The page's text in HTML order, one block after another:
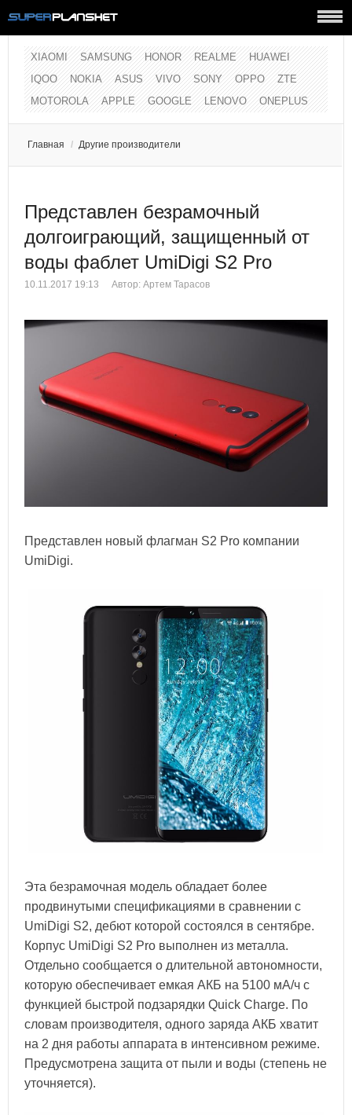
XIAOMI SAMSUNG HONOR REALME
HUAWEI
IQOO
NOKIA ASUS VIVO SONY OPPO
ZTE
MOTOROLA
APPLE GOOGLE LENOVO ONEPLUS
Главная / Другие производители
Представлен безрамочный
долгоиграющий, защищенный от
воды фаблет UmiDigi S2 Pro
10.11.2017 19:13 Автор: Артем Тарасов
Представлен новый флагман S2 Pro компании
UmiDigi.
Эта безрамочная модель обладает более
продвинутыми спецификациями в сравнении с
UmiDigi S2, дебют которой состоялся в сентябре.
Корпус UmiDigi S2 Pro выполнен из металла.
Отдельно сообщается о длительной автономности,
которую обеспечивает емкая АКБ на 5100 мА/ч с
функцией быстрой подзарядки Quick Charge. По
словам производителя, одного заряда АКБ хватит
на 2 дня работы аппарата в интенсивном режиме.
Предусмотрена защита от пыли и воды (степень не
уточняется).